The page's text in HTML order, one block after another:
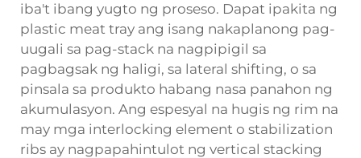
iba't ibang yugto ng proseso. Dapat ipakita ng
plastic meat tray ang isang nakaplanong pag-
uugali sa pag-stack na nagpipigil sa
pagbagsak ng haligi, sa lateral shifting, o sa
pinsala sa produkto habang nasa panahon ng
akumulasyon. Ang espesyal na hugis ng rim na
may mga interlocking element o stabilization
ribs ay nagpapahintulot ng vertical stacking